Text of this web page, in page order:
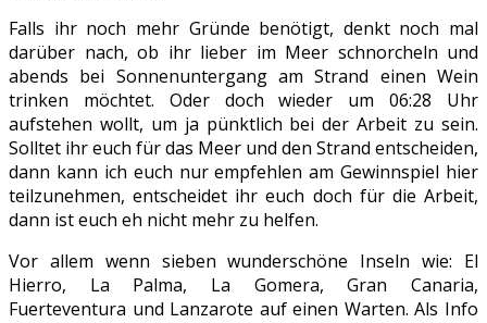
Falls ihr noch mehr Gründe benötigt, denkt noch mal
darüber nach, ob ihr lieber im Meer schnorcheln und
abends bei Sonnenuntergang am Strand einen Wein
trinken möchtet. Oder doch wieder um 06:28 Uhr
aufstehen wollt, um ja pünktlich bei der Arbeit zu sein.
Solltet ihr euch für das Meer und den Strand entscheiden,
dann kann ich euch nur empfehlen am Gewinnspiel hier
teilzunehmen, entscheidet ihr euch doch für die Arbeit,
dann ist euch eh nicht mehr zu helfen.
Vor allem wenn sieben wunderschöne Inseln wie: El
Hierro, La Palma, La Gomera, Gran Canaria,
Fuerteventura und Lanzarote auf einen Warten. Als Info